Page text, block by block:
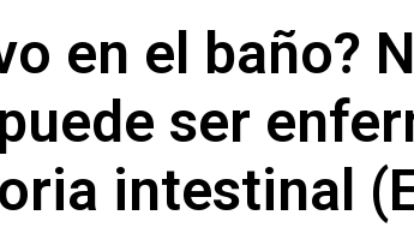
en el baño?
ser
intestinal